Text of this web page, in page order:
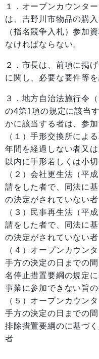
１．オープンカウンタ
は、吉野川市物品の購
（指名競争入札）参加
なければならない。
２．市長は、前項に掲
に関し、必要な要件等
３．地方自治法施行令
の4第1項の規定に該当
かに該当する者は、参
（１）手形交換所によ
年間を経過しない者又
以内に手形若しくは小
（２）会社更生法（平
請をした者で、同法に
の決定がされていない者
（３）民事再生法（平
請をした者で、同法に
の決定がされていない者
（４）オープンカウン
手方の決定の日までの
名停止措置要綱の規定
事業に参加できない旨
（５）オープンカウン
手方の決定の日までの
排除措置要綱のに基づ
者